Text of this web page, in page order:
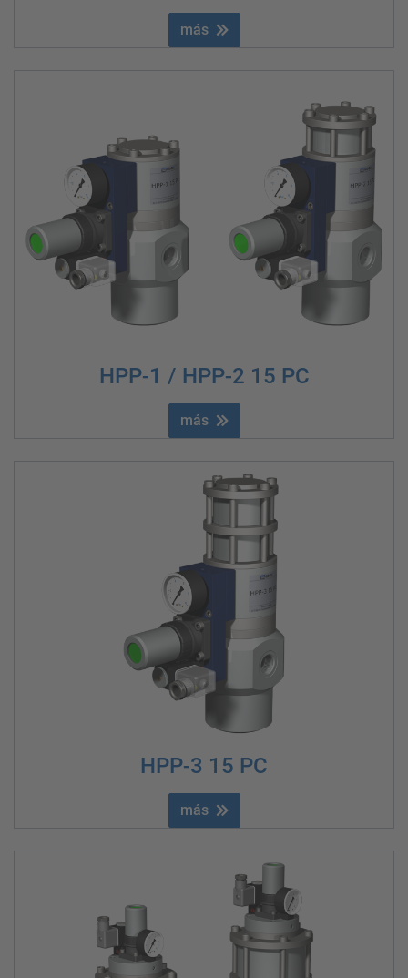
más
HPP-1 / HPP-2 15 PC
más
HPP-3 15 PC
más